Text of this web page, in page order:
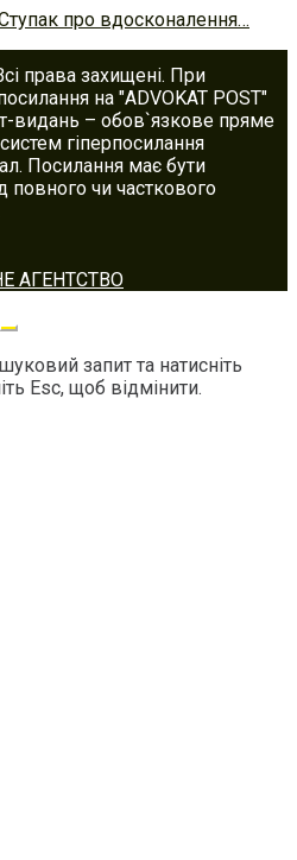
про вдосконалення…
права захищені. При
на "ADVOKAT POST"
видань – обов`язкове пряме
гіперпосилання
Посилання має бути
чи часткового
АГЕНТСТВО
запит та натисніть
Esc, щоб відмінити.